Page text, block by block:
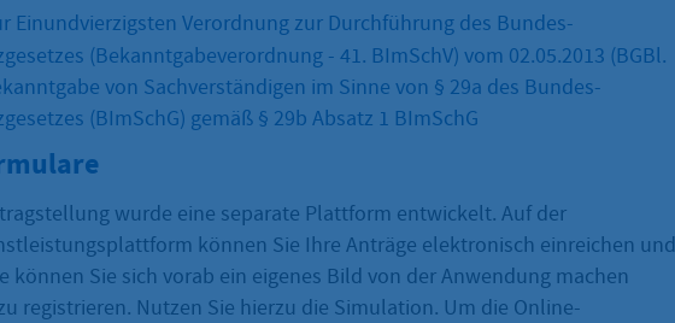
Einundvierzigsten Verordnung zur Durchführung des Bundes-
(Bekanntgabeverordnung - 41. BImSchV) vom 02.05.2013 (BGBl.
von Sachverständigen im Sinne von § 29a des Bundes-
(BImSchG) gemäß § 29b Absatz 1 BImSchG
wurde eine separate Plattform entwickelt. Auf der
können Sie Ihre Anträge elektronisch einreichen und
können Sie sich vorab ein eigenes Bild von der Anwendung machen
registrieren. Nutzen Sie hierzu die Simulation. Um die Online-